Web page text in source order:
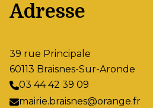
Adresse
39 rue Principale
60113 Braisnes-Sur-Aronde
03 44 42 39 09
mairie.braisnes@orange.fr